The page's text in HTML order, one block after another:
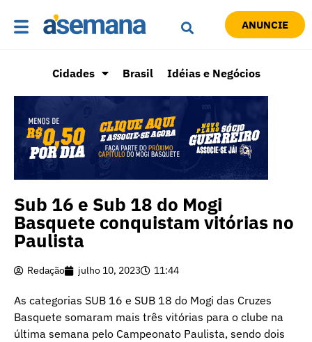
ANUNCIE
Cidades Brasil Idéias e Negócios
Sub 16 e Sub 18 do Mogi
Basquete conquistam vitórias no
Paulista
Redação julho 10, 2023 11:44
As categorias SUB 16 e SUB 18 do Mogi das Cruzes
Basquete somaram mais três vitórias para o clube na
última semana pelo Campeonato Paulista, sendo dois